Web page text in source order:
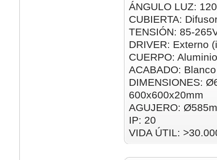
ÁNGULO LUZ:
CUBIERTA:
TENSIÓN: 85-
DRIVER: Externo
CUERPO: Aluminio
ACABADO: Blanco
DIMENSIONES:
600x600x20mm
AGUJERO:
IP: 20
VIDA ÚTIL: